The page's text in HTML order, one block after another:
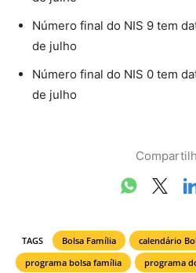
Número final do NIS 9 tem
de julho
Número final do NIS 0 tem
de julho
TAGS Bolsa Família
calendário
programa bolsa família
programa